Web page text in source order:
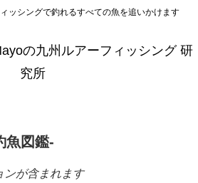
ッシングで釣れるすべての魚を追いかけます
の九州ルアーフィッシング 研
究所
図鑑-
ンが含まれます